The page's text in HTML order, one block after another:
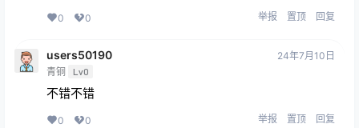
0 0 举报 置顶 回复
users50190
青铜 Lv0
24年7月10日
不错不错
0 0 举报 置顶 回复